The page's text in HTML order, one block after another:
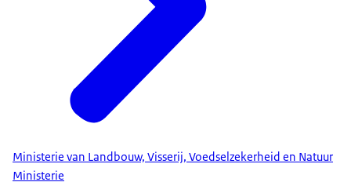
Ministerie van Landbouw, Visserij, Voedselzekerheid en Natuur
Ministerie